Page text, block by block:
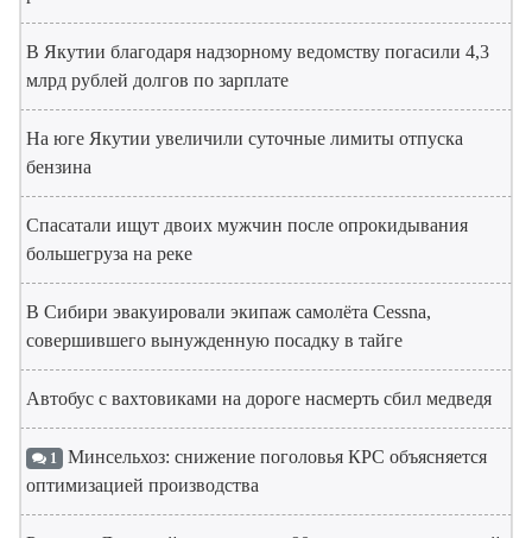
В Якутии благодаря надзорному ведомству погасили 4,3
млрд рублей долгов по зарплате
На юге Якутии увеличили суточные лимиты отпуска
бензина
Спасатали ищут двоих мужчин после опрокидывания
большегруза на реке
В Сибири эвакуировали экипаж самолёта Cessna,
совершившего вынужденную посадку в тайге
Автобус с вахтовиками на дороге насмерть сбил медведя
1 Минсельхоз: снижение поголовья КРС объясняется
оптимизацией производства